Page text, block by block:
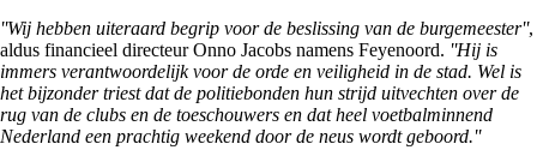
''Wij hebben uiteraard begrip voor de beslissing van de burgemeester'',
aldus financieel directeur Onno Jacobs namens Feyenoord. ''Hij is
immers verantwoordelijk voor de orde en veiligheid in de stad. Wel is
het bijzonder triest dat de politiebonden hun strijd uitvechten over de
rug van de clubs en de toeschouwers en dat heel voetbalminnend
Nederland een prachtig weekend door de neus wordt geboord.''